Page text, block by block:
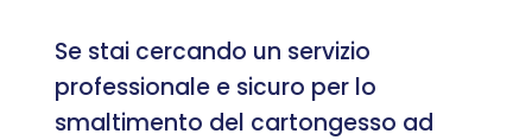
Se stai cercando un servizio
professionale e sicuro per lo
smaltimento del cartongesso ad